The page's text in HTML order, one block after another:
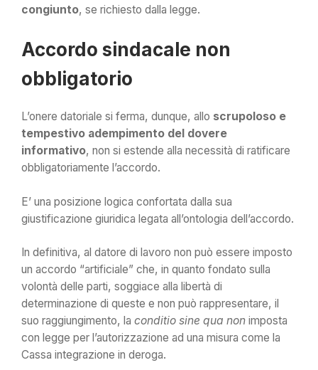
congiunto, se richiesto dalla legge.
Accordo sindacale non
obbligatorio
L’onere datoriale si ferma, dunque, allo scrupoloso e
tempestivo adempimento del dovere
informativo, non si estende alla necessità di ratificare
obbligatoriamente l’accordo.
E’ una posizione logica confortata dalla sua
giustificazione giuridica legata all’ontologia dell’accordo.
In definitiva, al datore di lavoro non può essere imposto
un accordo “artificiale” che, in quanto fondato sulla
volontà delle parti, soggiace alla libertà di
determinazione di queste e non può rappresentare, il
suo raggiungimento, la conditio sine qua non imposta
con legge per l’autorizzazione ad una misura come la
Cassa integrazione in deroga.